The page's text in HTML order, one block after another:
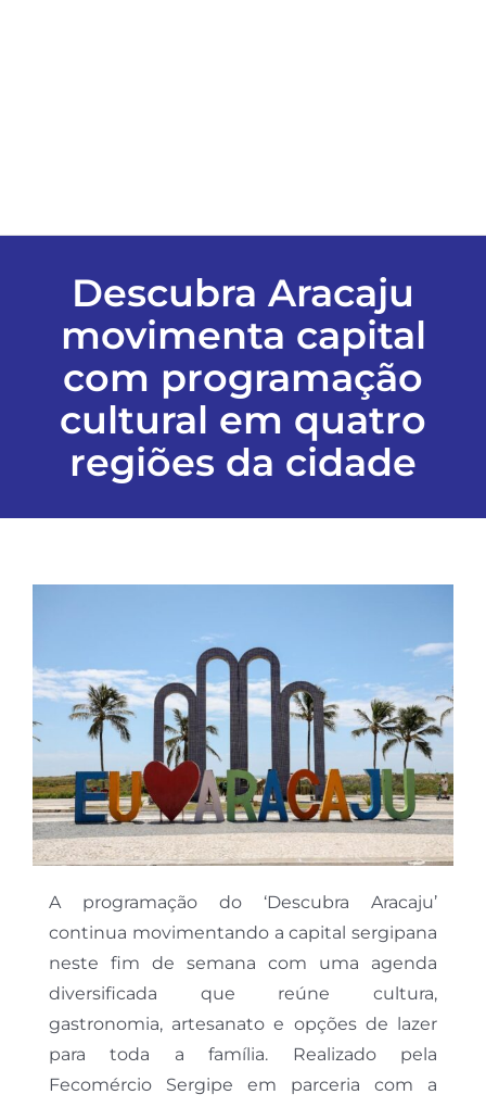
FALE CONOSCO
EDIÇÕES EM PDF
Descubra Aracaju
movimenta capital
com programação
cultural em quatro
regiões da cidade
A programação do ‘Descubra Aracaju’
continua movimentando a capital sergipana
neste fim de semana com uma agenda
diversificada que reúne cultura,
gastronomia, artesanato e opções de lazer
para toda a família. Realizado pela
Fecomércio Sergipe em parceria com a